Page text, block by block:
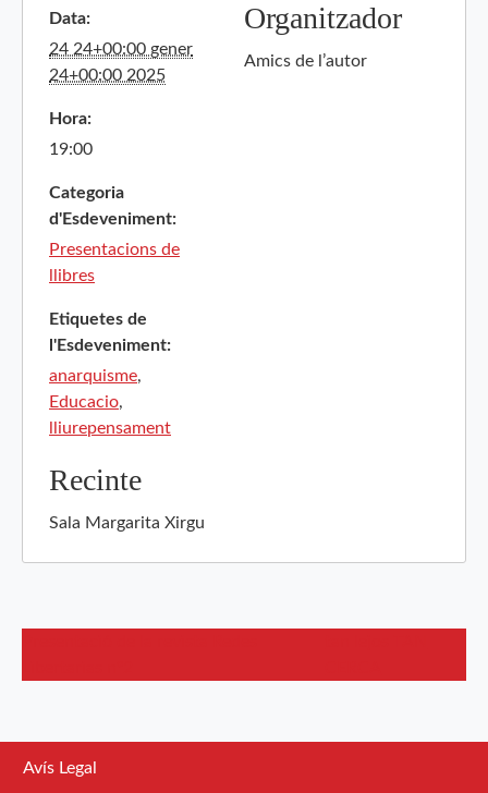
Data:
24 24+00:00 gener
24+00:00 2025
Hora:
19:00
Categoria
d'Esdeveniment:
Presentacions de
llibres
Etiquetes de
l'Esdeveniment:
anarquisme,
Educacio,
lliurepensament
Recinte
Sala Margarita Xirgu
Organitzador
Amics de l’autor
Avís Legal